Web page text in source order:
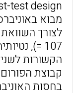
מבוא
= 107),
הקשורות לשני
קבוצת
בחסות